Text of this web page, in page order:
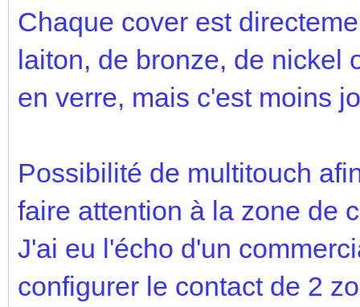
Chaque cover est
laiton, de bronze, de nickel
en verre, mais c'est moins
Possibilité de multitouch
faire attention à la zone de
J'ai eu l'écho d'un
configurer le contact de 2